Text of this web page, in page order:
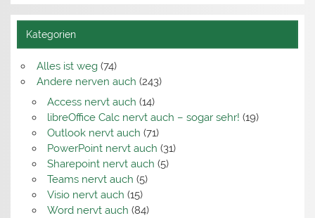
Kategorien
Alles ist weg(74)
Andere nerven auch (243)
Access nervt auch (14)
libreOffice Calc nervt auch – sogar sehr! (19)
Outlook nervt auch (71)
PowerPoint nervt auch (31)
Sharepoint nervt auch (5)
Teams nervt auch (5)
Visio nervt auch (15)
Word nervt auch (84)